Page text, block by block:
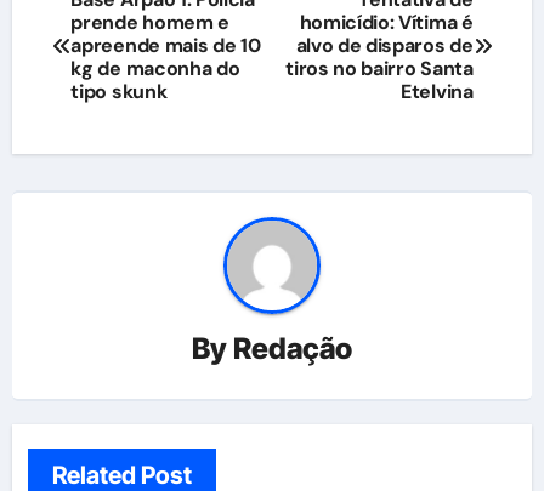
de
Post
prende homem e
apreende mais de 10
kg de maconha do
tipo skunk
homicídio: Vítima é
alvo de disparos de
tiros no bairro Santa
Etelvina
By Redação
Related Post